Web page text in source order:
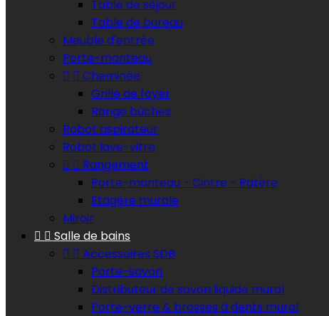
Table de séjour
Table de bureau
Meuble d'entrée
Porte-manteau
  Cheminée
Grille de foyer
Range bûches
Robot aspirateur
Robot lave-vitre
  Rangement
Porte-manteau - Cintre - Patère
Etagère murale
Miroir
  Salle de bains
  Accessoires SDB
Porte-savon
Distributeur de savon liquide mural
Porte-verre & brosses à dents mural